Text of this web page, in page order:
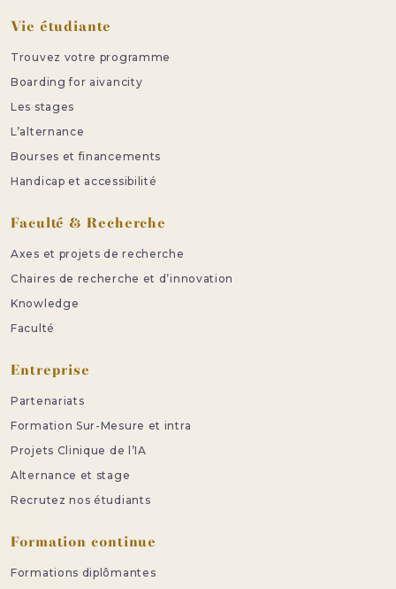
Vie étudiante
Trouvez votre programme
Boarding for aivancity
Les stages
L’alternance
Bourses et financements
Handicap et accessibilité
Faculté & Recherche
Axes et projets de recherche
Chaires de recherche et d’innovation
Knowledge
Faculté
Entreprise
Partenariats
Formation Sur-Mesure et intra
Projets Clinique de l’IA
Alternance et stage
Recrutez nos étudiants
Formation continue
Formations diplômantes